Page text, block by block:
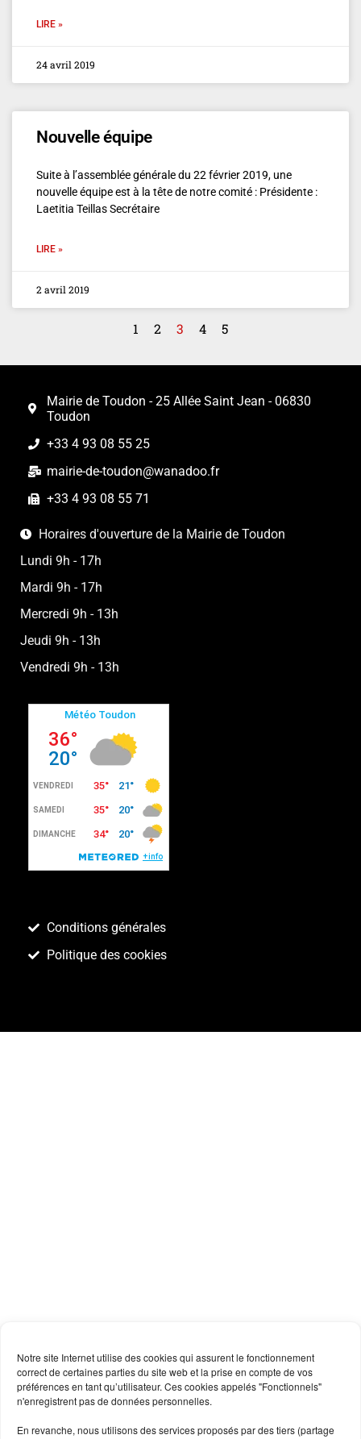
Notre site Internet utilise des cookies qui assurent le fonctionnement
correct de certaines parties du site web et la prise en compte de vos
préférences en tant qu’utilisateur. Ces cookies appelés "Fonctionnels"
n'enregistrent pas de données personnelles.
En revanche, nous utilisons des services proposés par des tiers (partage
LIRE »
24 avril 2019
Nouvelle équipe
Suite à l’assemblée générale du 22 février 2019, une
nouvelle équipe est à la tête de notre comité : Présidente :
Laetitia Teillas Secrétaire
LIRE »
2 avril 2019
1 2 3 4 5
Mairie de Toudon - 25 Allée Saint Jean - 06830
Toudon
+33 4 93 08 55 25
mairie-de-toudon@wanadoo.fr
+33 4 93 08 55 71
Horaires d'ouverture de la Mairie de Toudon
Lundi 9h - 17h
Mardi 9h - 17h
Mercredi 9h - 13h
Jeudi 9h - 13h
Vendredi 9h - 13h
Conditions générales
Politique des cookies